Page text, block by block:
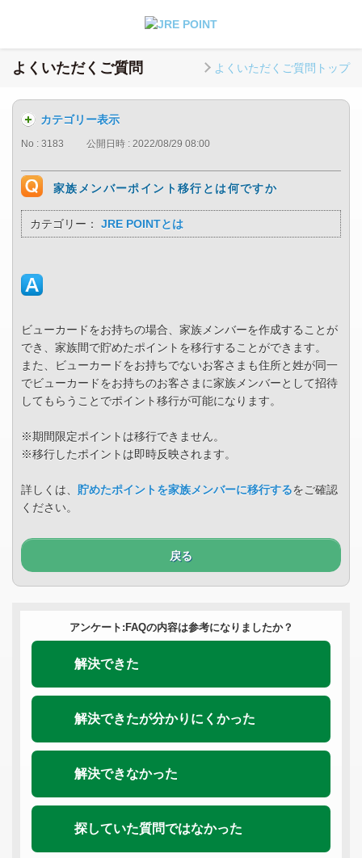
よくいただくご質問 よくいただくご質問トップ
カテゴリー表示
No : 3183 公開日時 : 2022/08/29 08:00
家族メンバーポイント移行とは何ですか
カテゴリー： JRE POINTとは
ビューカードをお持ちの場合、家族メンバーを作成することが
でき、家族間で貯めたポイントを移行することができます。
また、ビューカードをお持ちでないお客さまも住所と姓が同一
でビューカードをお持ちのお客さまに家族メンバーとして招待
してもらうことでポイント移行が可能になります。
※期間限定ポイントは移行できません。
※移行したポイントは即時反映されます。
詳しくは、 貯めたポイントを家族メンバーに移行するをご確認
ください。
戻る
アンケート:FAQの内容は参考になりましたか？
解決できた
解決できたが分かりにくかった
解決できなかった
探していた質問ではなかった